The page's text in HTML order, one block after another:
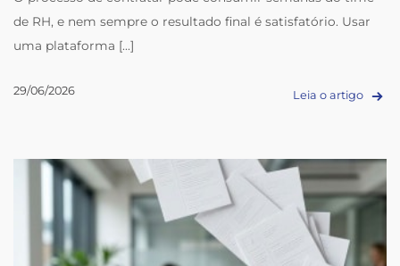
de RH, e nem sempre o resultado final é satisfatório. Usar
uma plataforma [...]
29/06/2026 Leia o artigo